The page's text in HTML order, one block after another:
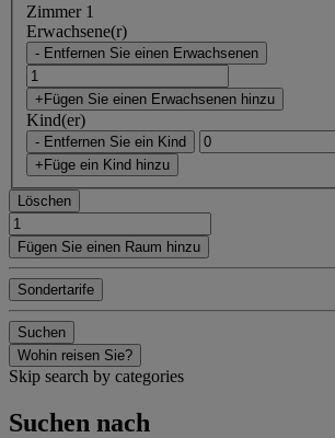
Zimmer 1
Erwachsene(r)
- Entfernen Sie einen Erwachsenen
+Fügen Sie einen Erwachsenen hinzu
Kind(er)
- Entfernen Sie ein Kind
+Füge ein Kind hinzu
Löschen
Fügen Sie einen Raum hinzu
Sondertarife
Suchen
Wohin reisen Sie?
Skip search by categories
Suchen nach